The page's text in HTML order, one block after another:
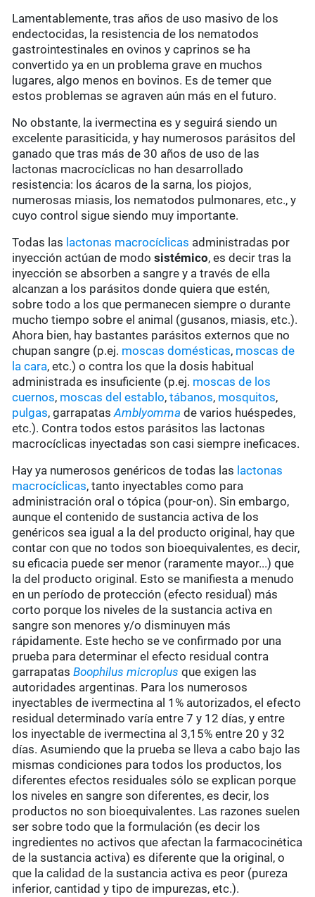
Lamentablemente, tras años de uso masivo de los
endectocidas, la resistencia de los nematodos
gastrointestinales en ovinos y caprinos se ha
convertido ya en un problema grave en muchos
lugares, algo menos en bovinos. Es de temer que
estos problemas se agraven aún más en el futuro.
No obstante, la ivermectina es y seguirá siendo un
excelente parasiticida, y hay numerosos parásitos del
ganado que tras más de 30 años de uso de las
lactonas macrocíclicas no han desarrollado
resistencia: los ácaros de la sarna, los piojos,
numerosas miasis, los nematodos pulmonares, etc., y
cuyo control sigue siendo muy importante.
Todas las lactonas macrocíclicas administradas por
inyección actúan de modosistémico, es decir tras la
inyección se absorben a sangre y a través de ella
alcanzan a los parásitos donde quiera que estén,
sobre todo a los que permanecen siempre o durante
mucho tiempo sobre el animal (gusanos, miasis, etc.).
Ahora bien, hay bastantes parásitos externos que no
chupan sangre (p.ej. moscas domésticas, moscas de
la cara, etc.) o contra los que la dosis habitual
administrada es insuficiente (p.ej. moscas de los
cuernos, moscas del establo,tábanos, mosquitos,
pulgas, garrapatasAmblyomma de varios huéspedes,
etc.). Contra todos estos parásitos las lactonas
macrocíclicas inyectadas son casi siempre ineficaces.
Hay ya numerosos genéricos de todas las lactonas
macrocíclicas, tanto inyectables como para
administración oral o tópica (pour-on). Sin embargo,
aunque el contenido de sustancia activa de los
genéricos sea igual a la del producto original, hay que
contar con que no todos son bioequivalentes, es decir,
su eficacia puede ser menor (raramente mayor...) que
la del producto original. Esto se manifiesta a menudo
en un período de protección (efecto residual) más
corto porque los niveles de la sustancia activa en
sangre son menores y/o disminuyen más
rápidamente. Este hecho se ve confirmado por una
prueba para determinar el efecto residual contra
garrapatasBoophilus microplus que exigen las
autoridades argentinas. Para los numerosos
inyectables de ivermectina al 1% autorizados, el efecto
residual determinado varía entre 7 y 12 días, y entre
los inyectable de ivermectina al 3,15% entre 20 y 32
días. Asumiendo que la prueba se lleva a cabo bajo las
mismas condiciones para todos los productos, los
diferentes efectos residuales sólo se explican porque
los niveles en sangre son diferentes, es decir, los
productos no son bioequivalentes. Las razones suelen
ser sobre todo que la formulación (es decir los
ingredientes no activos que afectan la farmacocinética
de la sustancia activa) es diferente que la original, o
que la calidad de la sustancia activa es peor (pureza
inferior, cantidad y tipo de impurezas, etc.).